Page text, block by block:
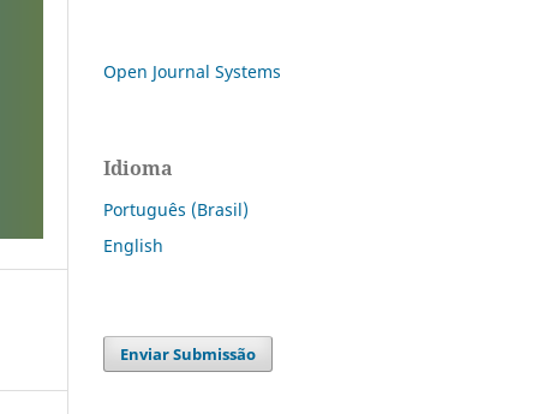
Open Journal Systems
Idioma
Português (Brasil)
English
Enviar Submissão